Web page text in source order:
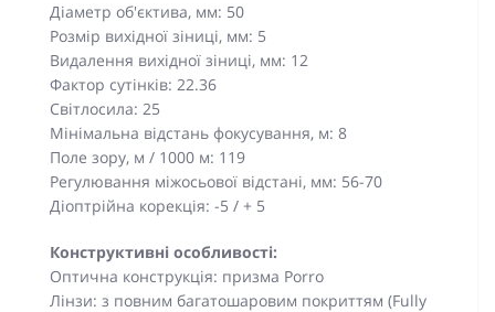
Діаметр об'єктива, мм: 50
Розмір вихідної зіниці, мм: 5
Видалення вихідної зіниці, мм: 12
Фактор сутінків: 22.36
Світлосила: 25
Мінімальна відстань фокусування, м: 8
Поле зору, м / 1000 м: 119
Регулювання міжосьової відстані, мм: 56-70
Діоптрійна корекція: -5 / + 5
Конструктивні особливості:
Оптична конструкція: призма Porro
Лінзи: з повним багатошаровим покриттям (Fully